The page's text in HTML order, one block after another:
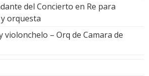
del Concierto en Re para
orquesta
violonchelo – Orq de Camara de